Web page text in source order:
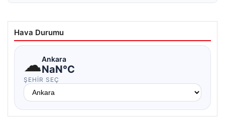
Hava Durumu
☁Ankara
NaN°C
ŞEHIR SEÇ